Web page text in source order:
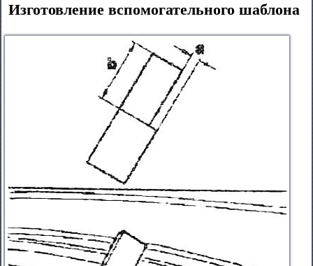
Изготовление вспомогательного шаблона